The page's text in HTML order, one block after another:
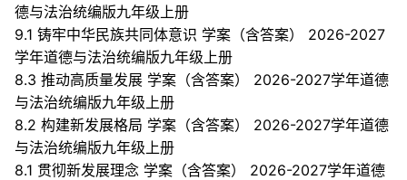
德与法治统编版九年级上册
9.1 铸牢中华民族共同体意识 学案（含答案） 2026-2027
学年道德与法治统编版九年级上册
8.3 推动高质量发展 学案（含答案） 2026-2027学年道德
与法治统编版九年级上册
8.2 构建新发展格局 学案（含答案） 2026-2027学年道德
与法治统编版九年级上册
8.1 贯彻新发展理念 学案（含答案） 2026-2027学年道德